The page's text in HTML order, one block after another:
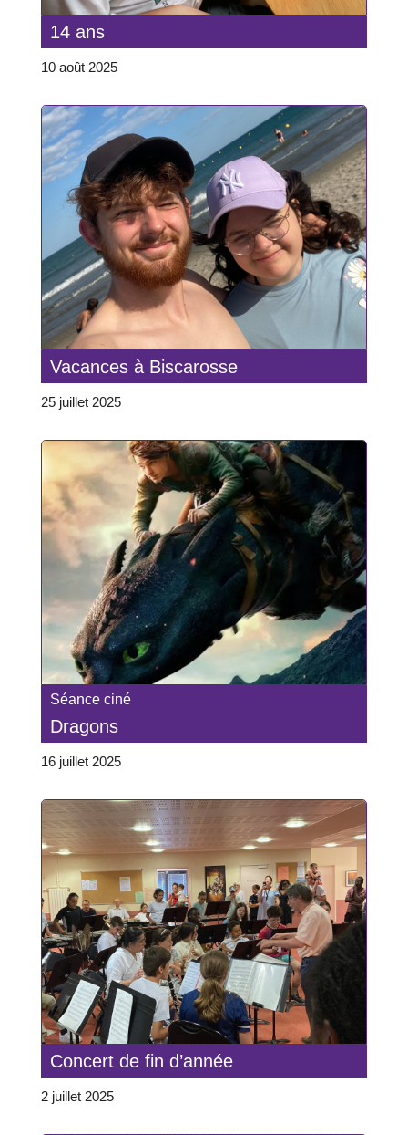
14 ans
10 août 2025
Vacances à Biscarosse
25 juillet 2025
Séance ciné
Dragons
16 juillet 2025
Concert de fin d’année
2 juillet 2025